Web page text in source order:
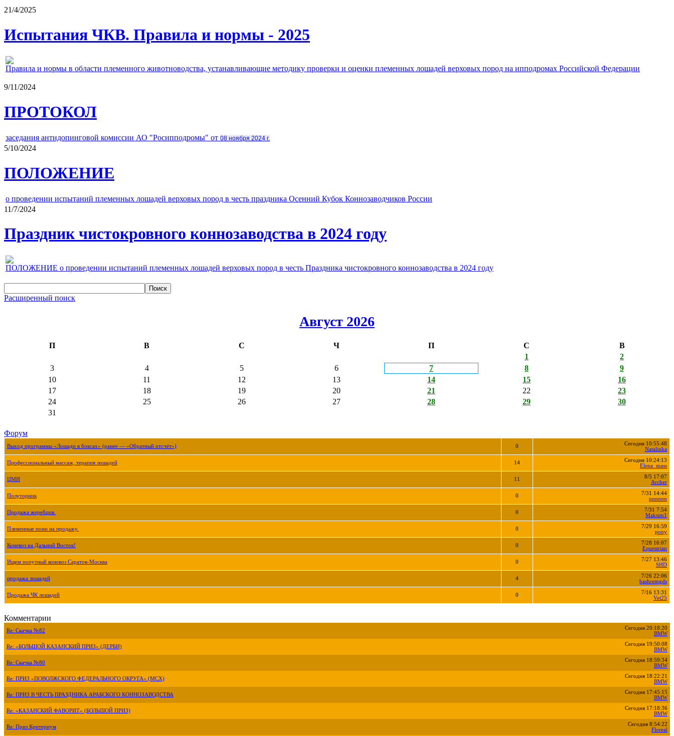
21/4/2025
Испытания ЧКВ. Правила и нормы - 2025
Правила и нормы в области племенного животноводства, устанавливающие методику проверки и оценки племенных лошадей верховых пород на ипподромах Российской Федерации
9/11/2024
ПРОТОКОЛ
заседания антидопинговой комиссии АО "Росипподромы" от 08 ноября 2024 г.
5/10/2024
ПОЛОЖЕНИЕ
о проведении испытаний племенных лошадей верховых пород в честь праздника Осенний Кубок Коннозаводчиков России
11/7/2024
Праздник чистокровного коннозаводства в 2024 году
ПОЛОЖЕНИЕ о проведении испытаний племенных лошадей верховых пород в честь Праздника чистокровного коннозаводства в 2024 году
Расширенный поиск
Август 2026
П В С Ч П С
В
1
2
3
4 5 6 7 8
9
10
11 12 13 14 15
16
17
18 19 20 21 22
23
24
25 26 27 28 29
30
31
Форум
Выход программы «Лошади в боксах» (ранее — «Обратный отсчёт») 0
Сегодня 10:55:48
Natalinka
Профессиональный массаж, терапия лошадей 14
Сегодня 10:24:13
Elena_mass
ЦМИ 11
8/5 17:07
Archer
Полуторник 0
7/31 14:44
nnnnnn
Продажа жеребцов. 0
7/31 7:54
Maksim1
Племенные пони на продажу. 0
7/29 16:59
pony
Коневоз на Дальний Восток! 0
7/28 16:07
Equestrian
Ищем попутный коневоз Саратов-Москва 0
7/27 13:46
SHD
продажа лошадей 4
7/26 22:06
bashremgds
Продажа ЧК лошадей 0
7/16 13:31
Vet25
Комментарии
Re: Скачка №82
Сегодня 20:18:20
BMW
Re: «БОЛЬШОЙ КАЗАНСКИЙ ПРИЗ» (ДЕРБИ)
Сегодня 19:50:08
BMW
Re: Скачка №80
Сегодня 18:59:34
BMW
Re: ПРИЗ «ПОВОЛЖСКОГО ФЕДЕРАЛЬНОГО ОКРУГА» (МСХ)
Сегодня 18:22:21
BMW
Re: ПРИЗ В ЧЕСТЬ ПРАЗДНИКА АРАБСКОГО КОННОЗАВОДСТВА
Сегодня 17:45:15
BMW
Re: «КАЗАНСКИЙ ФАВОРИТ» (БОЛЬШОЙ ПРИЗ)
Сегодня 17:18:36
BMW
Re: Приз Критериум
Сегодня 8:54:22
Floreal